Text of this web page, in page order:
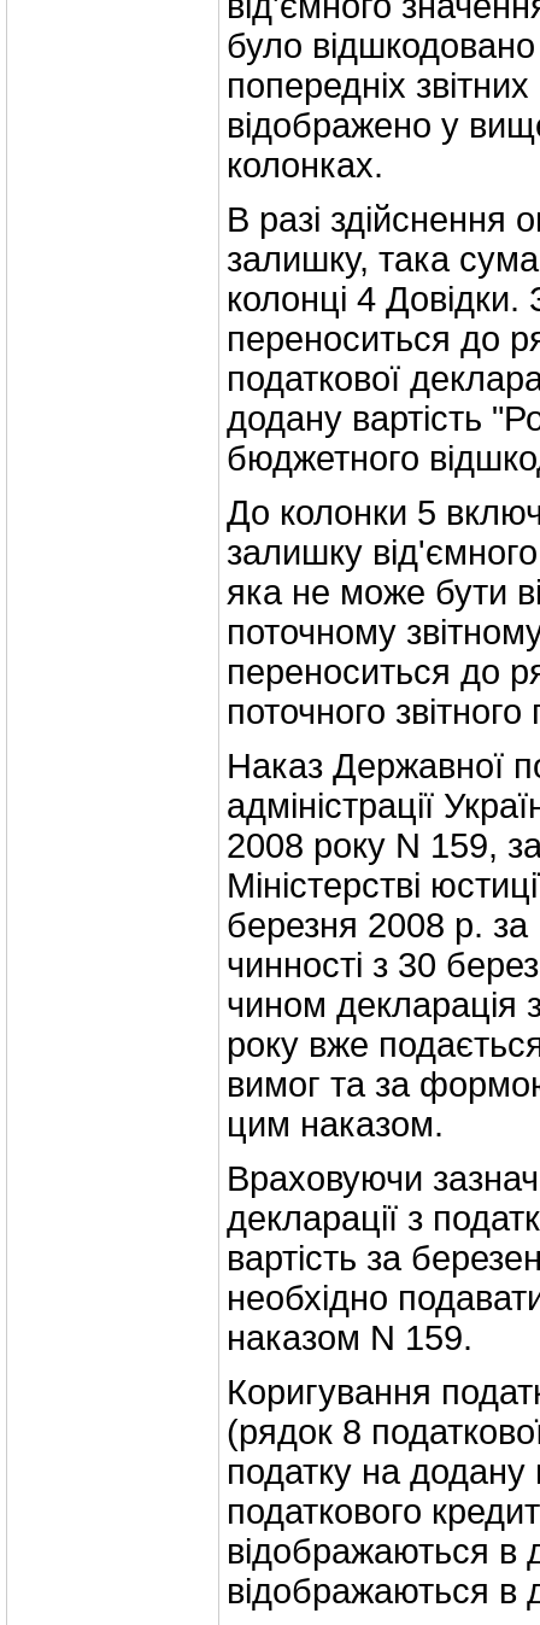
було
попередніх
відображено у
колонках.
В разі здійснення
залишку, така
колонці 4
переноситься до
податкової
додану вартість
бюджетного
До колонки 5
залишку
яка не може бути
поточному звітному
переноситься до
поточного звітного
Наказ Державної
адміністрації
2008 року N 159,
Міністерстві
березня 2008 р.
чинності з 30
чином декларація
року вже
вимог та за
цим наказом.
Враховуючи
декларації з
вартість за
необхідно
наказом N 159.
Коригування
(рядок 8
податку на додану
податкового
відображаються в
відображаються в